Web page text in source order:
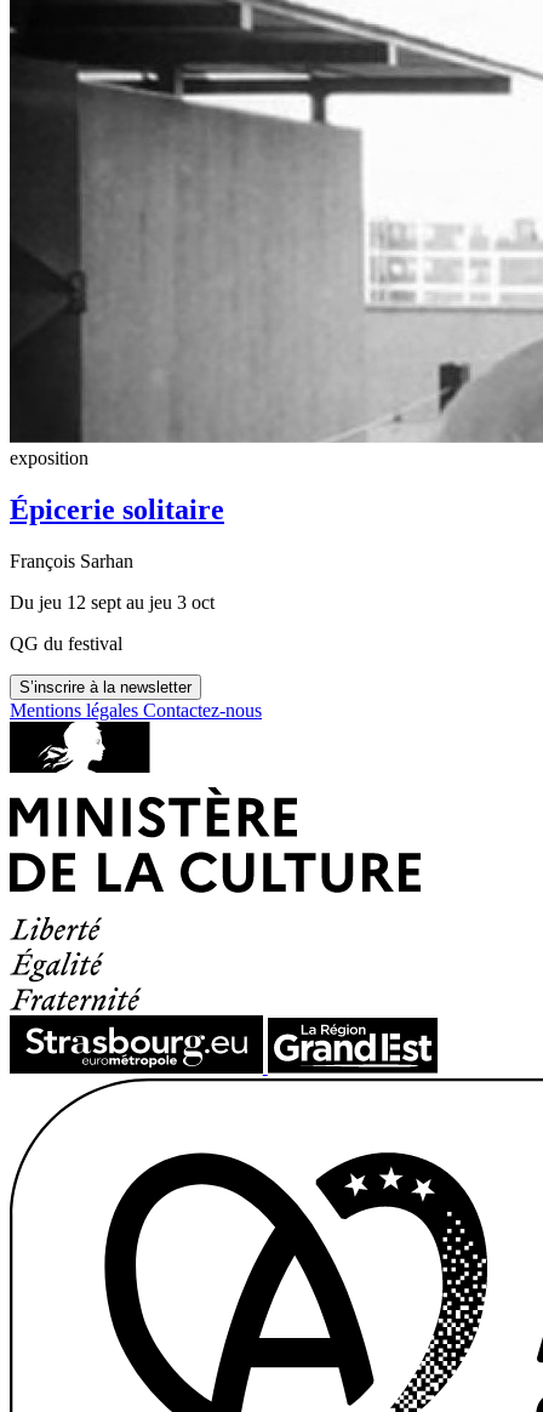
exposition
Épicerie solitaire
François Sarhan
Du jeu 12 sept au jeu 3 oct
QG du festival
S’inscrire à la newsletter
Mentions légales Contactez-nous